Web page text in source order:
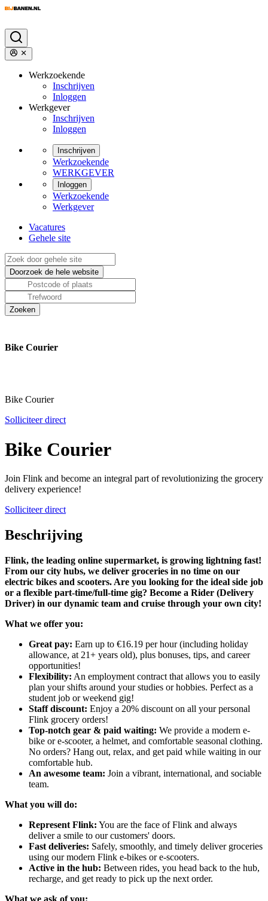
Werkzoekende
Inschrijven
Inloggen
Werkgever
Inschrijven
Inloggen
Inschrijven
Werkzoekende
WERKGEVER
Inloggen
Werkzoekende
Werkgever
Vacatures
Gehele site
Bike Courier
Bike Courier
Solliciteer direct
Bike Courier
Join Flink and become an integral part of revolutionizing the grocery
delivery experience!
Solliciteer direct
Beschrijving
Flink, the leading online supermarket, is growing lightning fast!
From our city hubs, we deliver groceries in no time on our
electric bikes and scooters. Are you looking for the ideal side job
or a flexible part-time/full-time gig? Become a Rider (Delivery
Driver) in our dynamic team and cruise through your own city!
What we offer you:
Great pay: Earn up to €16.19 per hour (including holiday
allowance, at 21+ years old), plus bonuses, tips, and career
opportunities!
Flexibility: An employment contract that allows you to easily
plan your shifts around your studies or hobbies. Perfect as a
student job or weekend gig!
Staff discount: Enjoy a 20% discount on all your personal
Flink grocery orders!
Top-notch gear & paid waiting: We provide a modern e-
bike or e-scooter, a helmet, and comfortable seasonal clothing.
No orders? Hang out, relax, and get paid while waiting in our
comfortable hub.
An awesome team: Join a vibrant, international, and sociable
team.
What you will do:
Represent Flink: You are the face of Flink and always
deliver a smile to our customers' doors.
Fast deliveries: Safely, smoothly, and timely deliver groceries
using our modern Flink e-bikes or e-scooters.
Active in the hub: Between rides, you head back to the hub,
recharge, and get ready to pick up the next order.
What we ask of you: